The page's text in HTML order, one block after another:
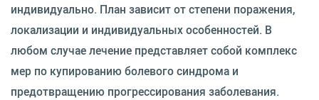
индивидуально. План зависит от степени поражения,
локализации и индивидуальных особенностей. В
любом случае лечение представляет собой комплекс
мер по купированию болевого синдрома и
предотвращению прогрессирования заболевания.